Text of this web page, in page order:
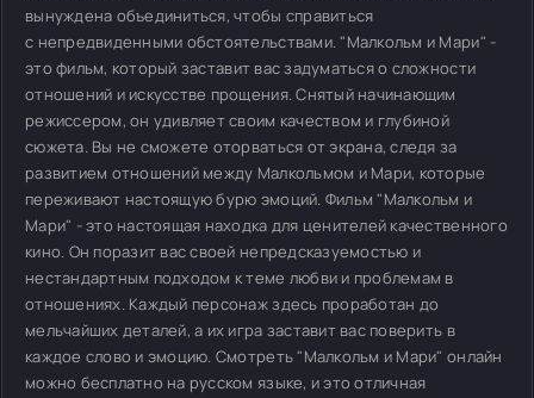
вынуждена объединиться, чтобы справиться
с непредвиденными обстоятельствами. "Малкольм и Мари" -
это фильм, который заставит вас задуматься о сложности
отношений и искусстве прощения. Снятый начинающим
режиссером, он удивляет своим качеством и глубиной
сюжета. Вы не сможете оторваться от экрана, следя за
развитием отношений между Малкольмом и Мари, которые
переживают настоящую бурю эмоций. Фильм "Малкольм и
Мари" - это настоящая находка для ценителей качественного
кино. Он поразит вас своей непредсказуемостью и
нестандартным подходом к теме любви и проблемам в
отношениях. Каждый персонаж здесь проработан до
мельчайших деталей, а их игра заставит вас поверить в
каждое слово и эмоцию. Смотреть "Малкольм и Мари" онлайн
можно бесплатно на русском языке, и это отличная